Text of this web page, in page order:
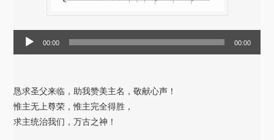
器
00:00 00:00
恳求圣父来临，助我赞美主名，敬献心声！
惟主无上尊荣，惟主完全得胜，
求主统治我们，万古之神！